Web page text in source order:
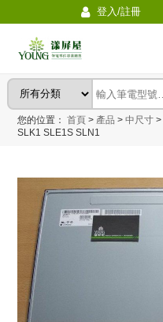
登入/註冊
您的位置：首頁 > 產品 > 中尺寸 >
SLK1 SLE1S SLN1